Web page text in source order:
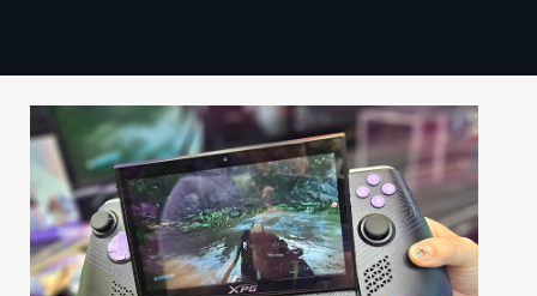
TECHBBS
TIETOA
HINTA.FI
KAUPPA
VAIHDA TEEMA